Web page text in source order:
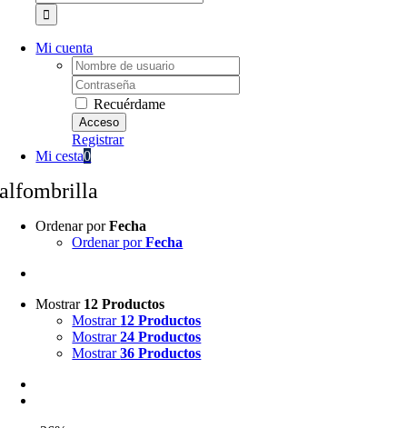
Mi cuenta
Username:
Password:
Recuérdame
Registrar
Mi cesta0
alfombrilla
Ordenar porFecha
Ordenar porFecha
Mostrar 12 Productos
Mostrar 12 Productos
Mostrar24 Productos
Mostrar36 Productos